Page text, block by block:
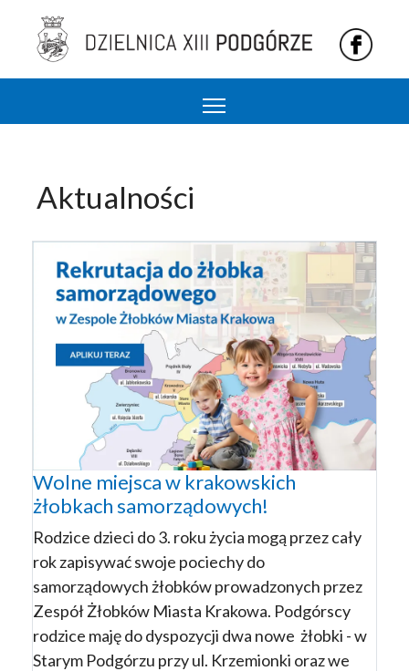
Podgórze 13 dzielnica Krakowa
Aktualności
Wolne miejsca w krakowskich
żłobkach samorządowych!
Rodzice dzieci do 3. roku życia mogą przez cały
rok zapisywać swoje pociechy do
samorządowych żłobków prowadzonych przez
Zespół Żłobków Miasta Krakowa. Podgórscy
rodzice maję do dyspozycji dwa nowe żłobki - w
Starym Podgórzu przy ul. Krzemionki oraz we